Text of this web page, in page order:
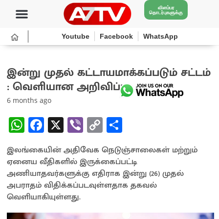
விளம்பர
தொடர்புகளுக்கு
Youtube Facebook WhatsApp
இன்று முதல் கட்டாயமாக்கப்படும் சட்டம்
: வெளியான அறிவிப்பு
6 months ago
W
h
at
sA
p
p
Fa
ce
b
o
o
k
X Vi
b
er
C
o
py
Li
n
h
ar
e
இலங்கையின் அதிவேக நெடுஞ்சாலைகள் மற்றும்
ஏனைய வீதிகளில் இருக்கைப்பட்டி
அணியாதவர்களுக்கு எதிராக இன்று (26) முதல்
அபராதம் விதிக்கப்படவுள்ளதாக தகவல்
வெளியாகியுள்ளது.